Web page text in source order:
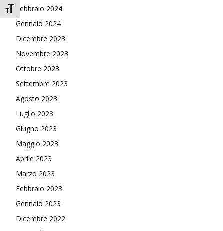
Attiva/disattiva dimensione testo
Febbraio 2024
Gennaio 2024
Dicembre 2023
Novembre 2023
Ottobre 2023
Settembre 2023
Agosto 2023
Luglio 2023
Giugno 2023
Maggio 2023
Aprile 2023
Marzo 2023
Febbraio 2023
Gennaio 2023
Dicembre 2022